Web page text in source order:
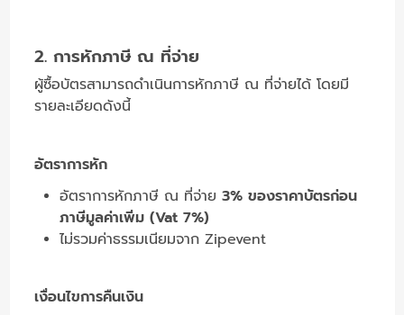
2. การหักภาษี ณ ที่จ่าย
ผู้ซื้อบัตรสามารถดำเนินการหักภาษี ณ ที่จ่ายได้ โดยมี
รายละเอียดดังนี้
อัตราการหัก
อัตราการหักภาษี ณ ที่จ่าย3% ของราคาบัตรก่อน
ภาษีมูลค่าเพิ่ม (Vat 7%)
ไม่รวมค่าธรรมเนียมจาก Zipevent
เงื่อนไขการคืนเงิน